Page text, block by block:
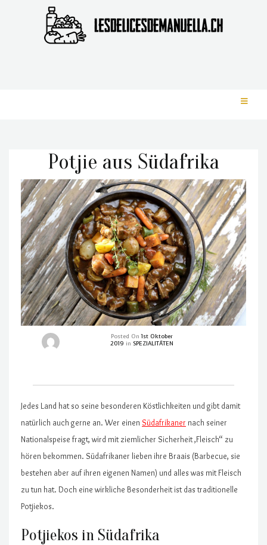
Potjie aus Südafrika
Posted On1st Oktober
2019 in SPEZIALITÄTEN
Jedes Land hat so seine besonderen Köstlichkeiten und gibt damit
natürlich auch gerne an. Wer einen Südafrikaner nach seiner
Nationalspeise fragt, wird mit ziemlicher Sicherheit ‚Fleisch“ zu
hören bekommen. Südafrikaner lieben ihre Braais (Barbecue, sie
bestehen aber auf ihren eigenen Namen) und alles was mit Fleisch
zu tun hat. Doch eine wirkliche Besonderheit ist das traditionelle
Potjiekos.
Potjiekos in Südafrika